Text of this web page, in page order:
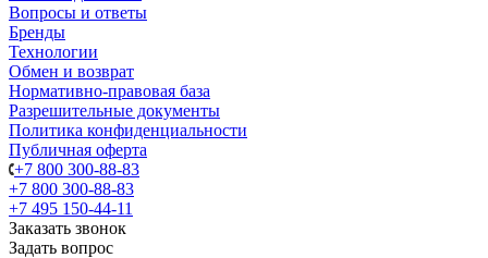
Вопросы и ответы
Бренды
Технологии
Обмен и возврат
Нормативно-правовая база
Разрешительные документы
Политика конфиденциальности
Публичная оферта
+7 800 300-88-83
+7 800 300-88-83
+7 495 150-44-11
Заказать звонок
Задать вопрос